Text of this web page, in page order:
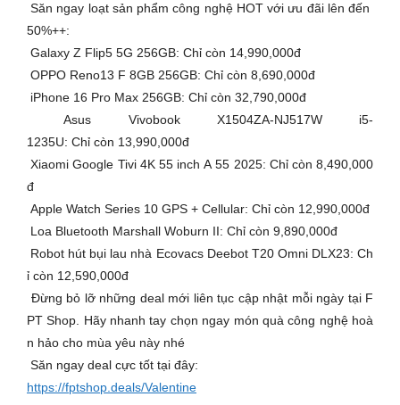
Săn ngay loạt sản phẩm công nghệ HOT với ưu đãi lên đến
50%++:
Galaxy Z Flip5 5G 256GB: Chỉ còn 14,990,000đ
OPPO Reno13 F 8GB 256GB: Chỉ còn 8,690,000đ
iPhone 16 Pro Max 256GB: Chỉ còn 32,790,000đ
Asus Vivobook X1504ZA-NJ517W i5-
1235U: Chỉ còn 13,990,000đ
Xiaomi Google Tivi 4K 55 inch A 55 2025: Chỉ còn 8,490,000
đ
Apple Watch Series 10 GPS + Cellular: Chỉ còn 12,990,000đ
Loa Bluetooth Marshall Woburn II: Chỉ còn 9,890,000đ
Robot hút bụi lau nhà Ecovacs Deebot T20 Omni DLX23: Ch
ỉ còn 12,590,000đ
Đừng bỏ lỡ những deal mới liên tục cập nhật mỗi ngày tại F
PT Shop. Hãy nhanh tay chọn ngay món quà công nghệ hoà
n hảo cho mùa yêu này nhé
Săn ngay deal cực tốt tại đây:
https://fptshop.deals/Valentine